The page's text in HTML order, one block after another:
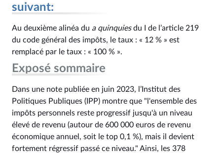
suivant:
Au deuxième alinéa du a quinquiesdu I de l’article 219
du code général des impôts, le taux : « 12 % » est
remplacé par le taux : « 100 % ».
Exposé sommaire
Dans une note publiée en juin 2023, l’Institut des
Politiques Publiques (IPP) montre que "l'ensemble des
impôts personnels reste progressif jusqu'à un niveau
élevé de revenu (autour de 600 000 euros de revenu
économique annuel, soit le top 0,1 %), mais il devient
fortement régressif passé ce niveau." Ainsi, les 378